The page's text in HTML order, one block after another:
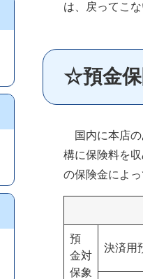
は、戻ってこ
☆預金保
国内に本店の
構に保険料を
の保険金によ
預
金対
保象
決済用